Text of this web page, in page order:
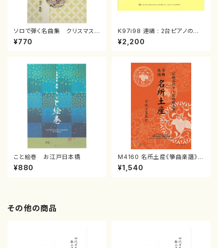
ソロで弾く名曲集 クリスマス・
イブ／恋人がサンタクロース(
箏独奏 /大平光美 編曲/楽
¥770
K97i98 連禱 : 2台ピアノのた
めの（2 Pianos / 菊池 幸夫 /
楽譜）
¥2,200
こと絵巻 お江戸日本橋
¥880
M4160 名所土産《箏曲楽譜》
（箏/宮城喜代子・宮城数江著・
宮城宗家監修/箏曲古典楽譜）
¥1,540
その他の商品